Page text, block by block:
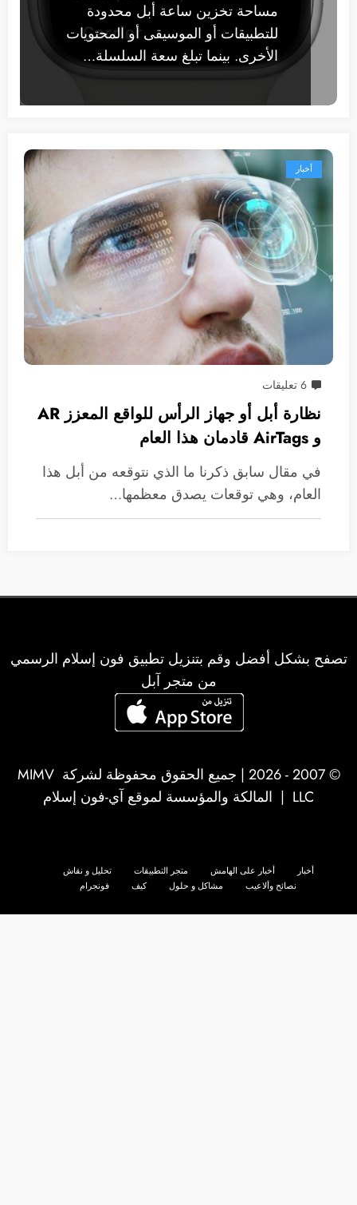
مساحة تخزين ساعة أبل محدودة
للتطبيقات أو الموسيقى أو المحتويات
الأخرى. بينما تبلغ سعة السلسلة…
أخبار
6 تعليقات
نظارة أبل أو جهاز الرأس للواقع المعزز AR
و AirTags قادمان هذا العام
في مقال سابق ذكرنا ما الذي نتوقعه من أبل هذا
العام، وهي توقعات يصدق معظمها…
تصفح بشكل أفضل وقم بتنزيل تطبيق فون إسلام الرسمي
من متجر آبل
© 2007 - 2026 | جميع الحقوق محفوظة لشركة
MIMV
LLC | المالكة والمؤسسة لموقع آي-فون إسلام
أخبار أخبار على الهامش متجر التطبيقات
تحليل و نقاش
نصائح وألاعيب
مشاكل و حلول كيف فونجرام